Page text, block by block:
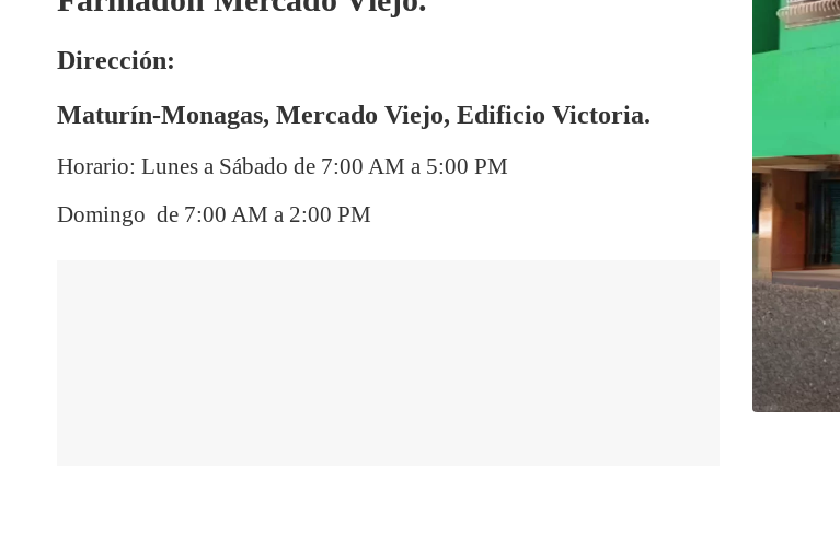
Dirección:
Maturín-Monagas, Mercado Viejo, Edificio Victoria.
Horario: Lunes a Sábado de 7:00 AM a 5:00 PM
Domingo de 7:00 AM a 2:00 PM